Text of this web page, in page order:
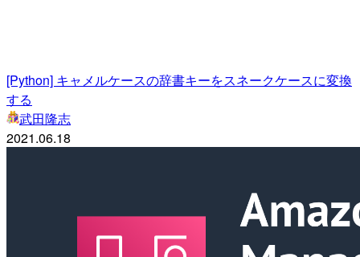
[Python] キャメルケースの辞書キーをスネークケースに変換
する
武田隆志
2021.06.18